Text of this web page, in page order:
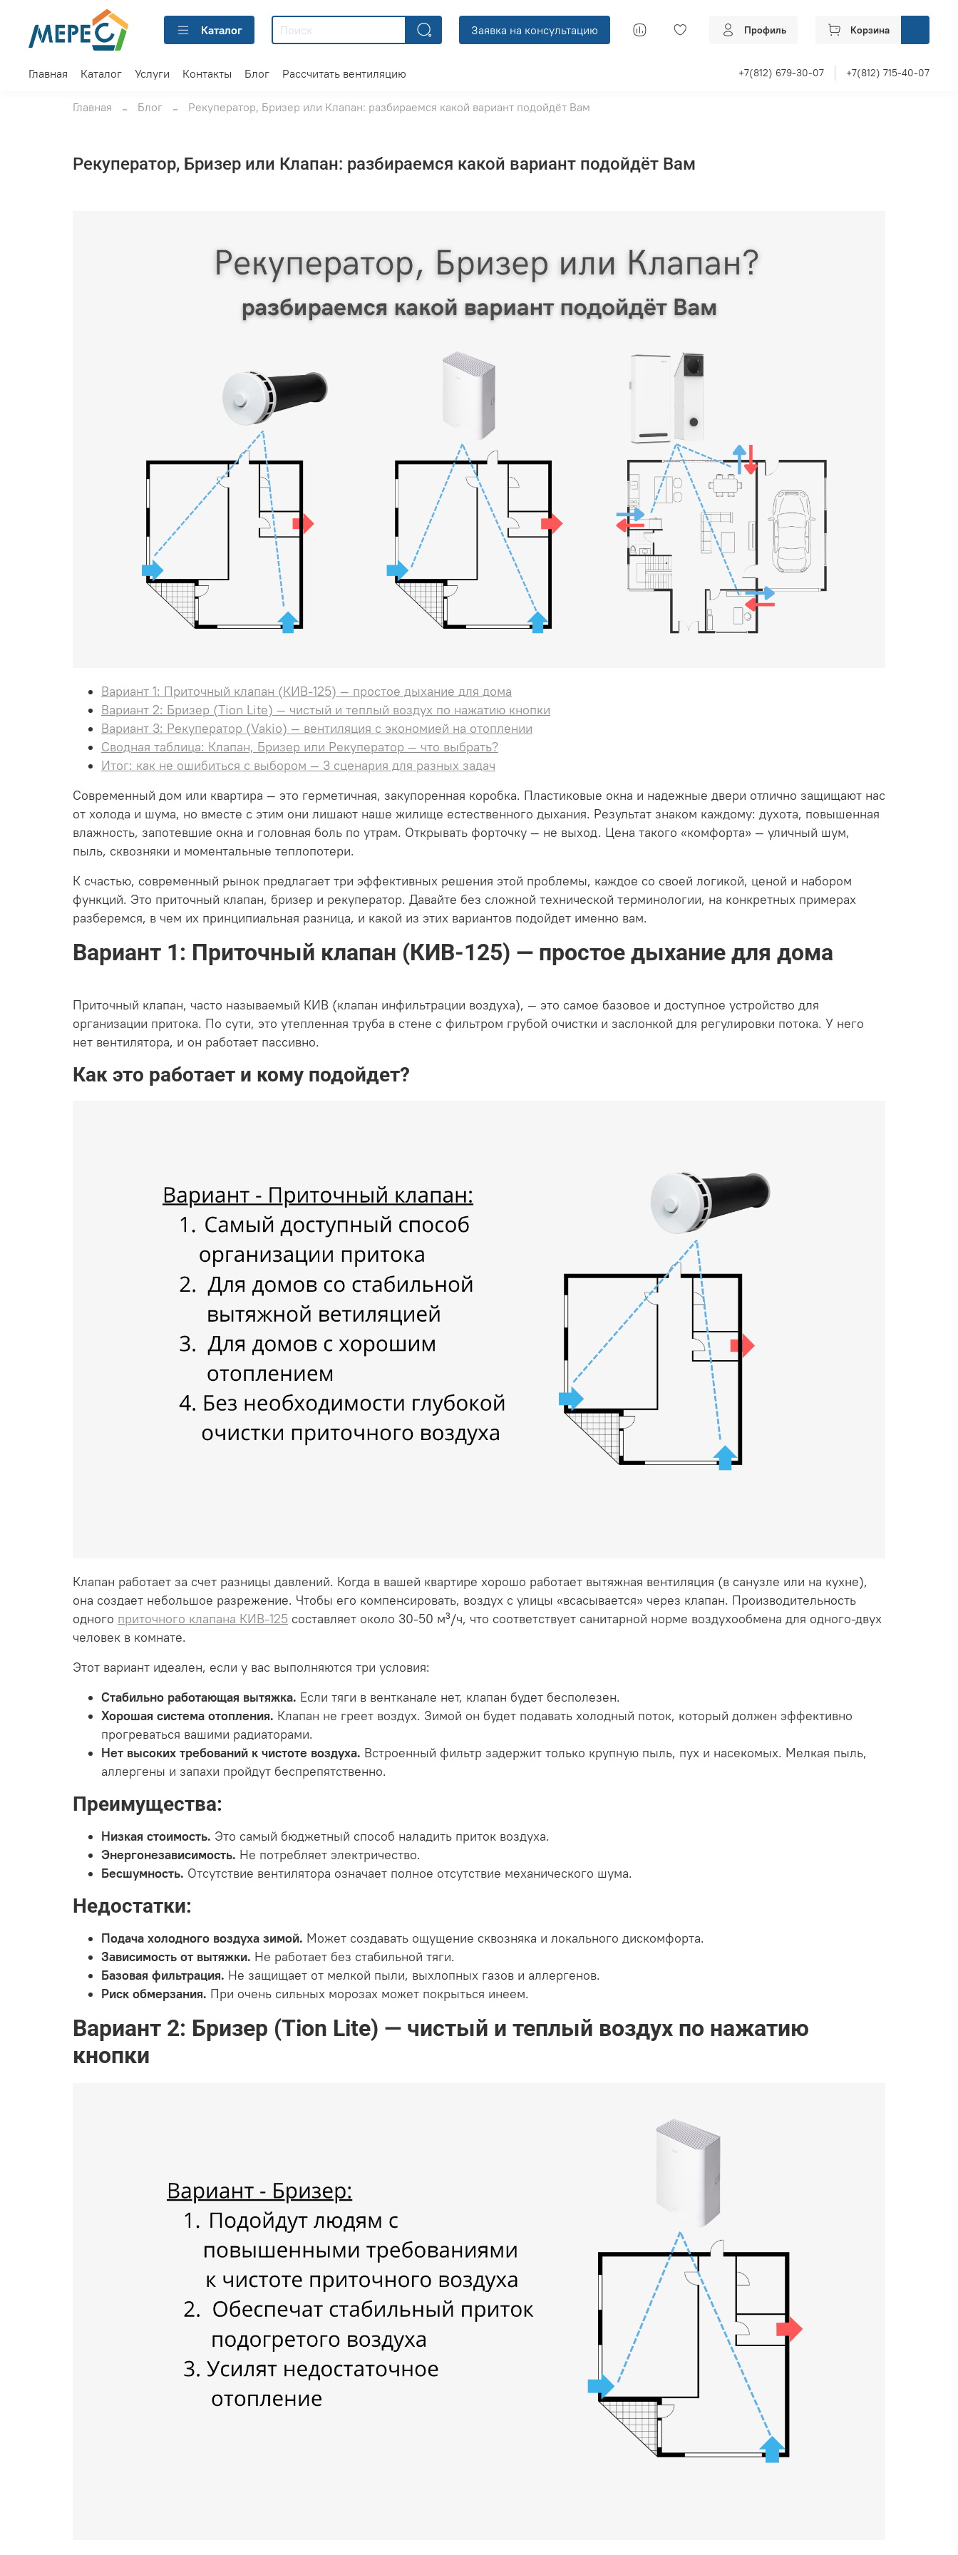
Каталог Заявка на консультацию Профиль Корзина
Главная Каталог Услуги Контакты Блог Рассчитать вентиляцию +7(812) 679-30-07 +7(812) 715-40-07
Главная Блог Рекуператор, Бризер или Клапан: разбираемся какой вариант подойдёт Вам
Рекуператор, Бризер или Клапан: разбираемся какой вариант подойдёт Вам
Вариант 1: Приточный клапан (КИВ-125) — простое дыхание для дома
Вариант 2: Бризер (Tion Lite) — чистый и теплый воздух по нажатию кнопки
Вариант 3: Рекуператор (Vakio) — вентиляция с экономией на отоплении
Сводная таблица: Клапан, Бризер или Рекуператор — что выбрать?
Итог: как не ошибиться с выбором — 3 сценария для разных задач
Современный дом или квартира — это герметичная, закупоренная коробка. Пластиковые окна и надежные двери отлично защищают нас
от холода и шума, но вместе с этим они лишают наше жилище естественного дыхания. Результат знаком каждому: духота, повышенная
влажность, запотевшие окна и головная боль по утрам. Открывать форточку — не выход. Цена такого «комфорта» — уличный шум,
пыль, сквозняки и моментальные теплопотери.
К счастью, современный рынок предлагает три эффективных решения этой проблемы, каждое со своей логикой, ценой и набором
функций. Это приточный клапан, бризер и рекуператор. Давайте без сложной технической терминологии, на конкретных примерах
разберемся, в чем их принципиальная разница, и какой из этих вариантов подойдет именно вам.
Вариант 1: Приточный клапан (КИВ-125) — простое дыхание для дома
Приточный клапан, часто называемый КИВ (клапан инфильтрации воздуха), — это самое базовое и доступное устройство для
организации притока. По сути, это утепленная труба в стене с фильтром грубой очистки и заслонкой для регулировки потока. У него
нет вентилятора, и он работает пассивно.
Как это работает и кому подойдет?
Клапан работает за счет разницы давлений. Когда в вашей квартире хорошо работает вытяжная вентиляция (в санузле или на кухне),
она создает небольшое разрежение. Чтобы его компенсировать, воздух с улицы «всасывается» через клапан. Производительность
одного приточного клапана КИВ-125 составляет около 30-50 м³/ч, что соответствует санитарной норме воздухообмена для одного-двух
человек в комнате.
Этот вариант идеален, если у вас выполняются три условия:
Стабильно работающая вытяжка. Если тяги в вентканале нет, клапан будет бесполезен.
Хорошая система отопления. Клапан не греет воздух. Зимой он будет подавать холодный поток, который должен эффективно
прогреваться вашими радиаторами.
Нет высоких требований к чистоте воздуха. Встроенный фильтр задержит только крупную пыль, пух и насекомых. Мелкая пыль,
аллергены и запахи пройдут беспрепятственно.
Преимущества:
Низкая стоимость. Это самый бюджетный способ наладить приток воздуха.
Энергонезависимость. Не потребляет электричество.
Бесшумность. Отсутствие вентилятора означает полное отсутствие механического шума.
Недостатки:
Подача холодного воздуха зимой. Может создавать ощущение сквозняка и локального дискомфорта.
Зависимость от вытяжки. Не работает без стабильной тяги.
Базовая фильтрация. Не защищает от мелкой пыли, выхлопных газов и аллергенов.
Риск обмерзания. При очень сильных морозах может покрыться инеем.
Вариант 2: Бризер (Tion Lite) — чистый и теплый воздух по нажатию
кнопки